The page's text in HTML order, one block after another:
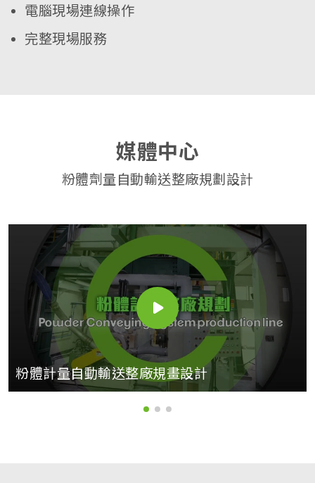
電腦現場連線操作
完整現場服務
媒體中心
粉體劑量自動輸送整廠規劃設計
粉體計量自動輸送整廠規畫設計